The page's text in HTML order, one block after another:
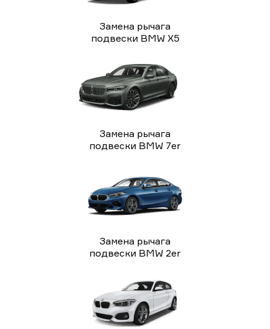
Замена рычага
подвески BMW X5
Замена рычага
подвески BMW 7er
Замена рычага
подвески BMW 2er